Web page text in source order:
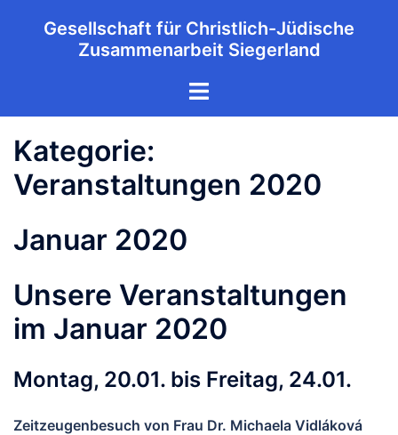
Gesellschaft für Christlich-Jüdische
Zusammenarbeit Siegerland
Menü
Kategorie:
Veranstaltungen 2020
Januar 2020
Unsere Veranstaltungen
im Januar 2020
Montag, 20.01. bis Freitag, 24.01.
Zeitzeugenbesuch von Frau Dr. Michaela Vidláková